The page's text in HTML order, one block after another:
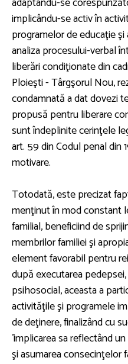
implicându-se activ în
programelor de educaţie
analiza procesului-verbal
liberări condiţionate din
Ploieşti - Târgşorul Nou,
condamnată a dat dovezi
propusă pentru liberare
sunt îndeplinite cerinţele
art. 59 din Codul penal din
motivare.
Totodată, este precizat
menţinut în mod constant
familial, beneficiind de
membrilor familiei şi
element favorabil pentru
după executarea
psihosocial, aceasta a
activităţile şi programele
de deţinere, finalizând cu
'implicarea sa reflectând
şi asumarea consecinţelor